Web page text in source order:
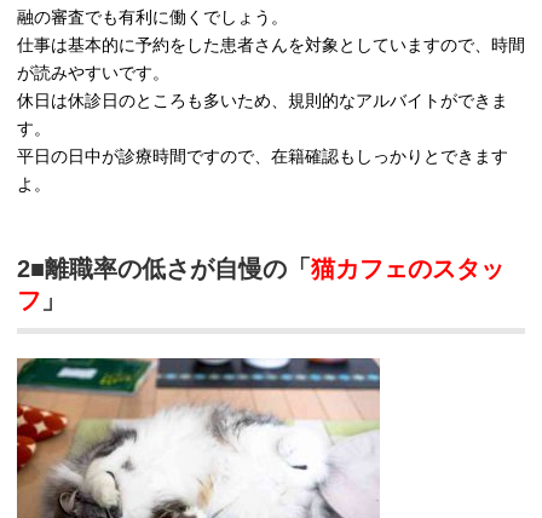
融の審査でも有利に働くでしょう。
仕事は基本的に予約をした患者さんを対象としていますので、時間
が読みやすいです。
休日は休診日のところも多いため、規則的なアルバイトができま
す。
平日の日中が診療時間ですので、在籍確認もしっかりとできます
よ。
2■離職率の低さが自慢の「猫カフェのスタッ
フ 」